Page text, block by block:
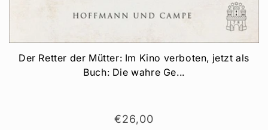
Der Retter der Mütter: Im Kino verboten, jetzt als
Buch: Die wahre Ge...
Normaler
€26,00